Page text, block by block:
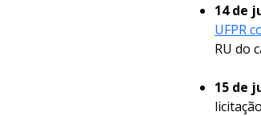
14 de
UFPR
RU do
15 de